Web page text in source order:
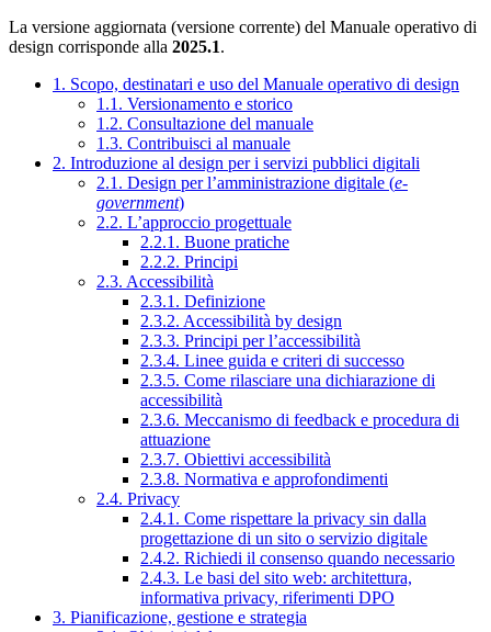
La versione aggiornata (versione corrente) del Manuale operativo di
design corrisponde alla 2025.1.
1. Scopo, destinatari e uso del Manuale operativo di design
1.1. Versionamento e storico
1.2. Consultazione del manuale
1.3. Contribuisci al manuale
2. Introduzione al design per i servizi pubblici digitali
2.1. Design per l’amministrazione digitale (e-
government)
2.2. L’approccio progettuale
2.2.1. Buone pratiche
2.2.2. Principi
2.3. Accessibilità
2.3.1. Definizione
2.3.2. Accessibilità by design
2.3.3. Principi per l’accessibilità
2.3.4. Linee guida e criteri di successo
2.3.5. Come rilasciare una dichiarazione di
accessibilità
2.3.6. Meccanismo di feedback e procedura di
attuazione
2.3.7. Obiettivi accessibilità
2.3.8. Normativa e approfondimenti
2.4. Privacy
2.4.1. Come rispettare la privacy sin dalla
progettazione di un sito o servizio digitale
2.4.2. Richiedi il consenso quando necessario
2.4.3. Le basi del sito web: architettura,
informativa privacy, riferimenti DPO
3. Pianificazione, gestione e strategia